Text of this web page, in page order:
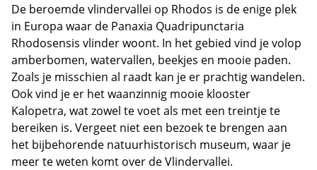
De beroemde vlindervallei op Rhodos is de enige plek
in Europa waar de Panaxia Quadripunctaria
Rhodosensis vlinder woont. In het gebied vind je volop
amberbomen, watervallen, beekjes en mooie paden.
Zoals je misschien al raadt kan je er prachtig wandelen.
Ook vind je er het waanzinnig mooie klooster
Kalopetra, wat zowel te voet als met een treintje te
bereiken is. Vergeet niet een bezoek te brengen aan
het bijbehorende natuurhistorisch museum, waar je
meer te weten komt over de Vlindervallei.